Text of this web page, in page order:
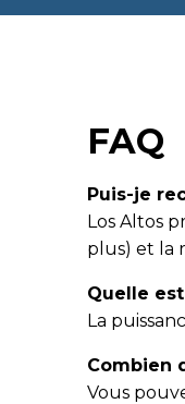
FAQ
Puis-je
Los Altos
plus) et la
Quelle
La
Combien
Vous